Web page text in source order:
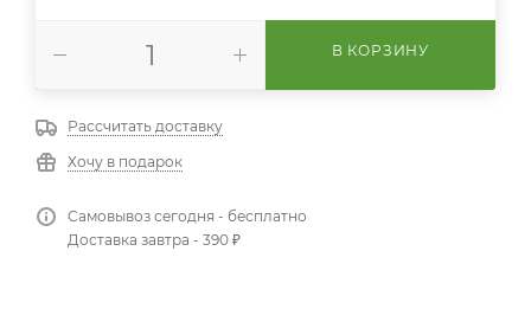
В КОРЗИНУ
Рассчитать доставку
Хочу в подарок
Самовывоз сегодня - бесплатно
Доставка завтра - 390 ₽